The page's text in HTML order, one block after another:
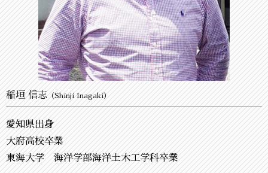
稲垣 信志（Shinji Inagaki）
愛知県出身
大府高校卒業
東海大学 海洋学部海洋土木工学科卒業